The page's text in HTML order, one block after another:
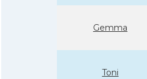
Gemma
Toni